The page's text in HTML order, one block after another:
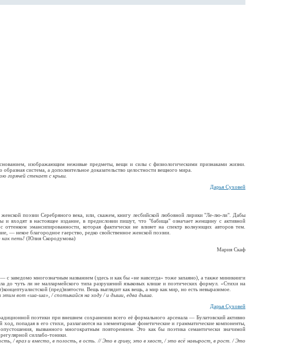
изображающим неживые предметы, вещи и силы с физиологическими признаками жизни.
система, а дополнительное доказательство целостности вещного мира.
горячей стекает с крыш.
Дарья Суховей
поэзии Серебряного века, или, скажем, книгу лесбийской любовной лирики "Ле-лю-ли". Дабы
входят в настоящее издание, в предисловии пишут, что "бабища" означает женщину с активной
эмансипированности, которая фактически не влияет на спектр волнующих авторов тем.
— некое благородное гаерство, редко свойственное женской поэзии.
петь! (Юлия Скородумова)
Мария Скаф
заведомо многозначным названием (здесь и как бы «не навсегда» тоже запаяно), а также миникниги
чуть ли не маллармейского типа разрушений языковых клише и поэтических формул. «Стихи на
(пред)взятости. Вещь выглядит как вещь, а мир как мир, но есть невыразимое.
вот «ша-ша», / спотыкайся на ходу / и дыши, едва дыша.
Дарья Суховей
поэтики при внешнем сохранении всего её формального арсенала — Булатовский активно
попадая в его стихи, разлагаются на элементарные фонетические и грамматические компоненты,
вызванного многократным повторением. Это как бы поэтика семантически значимой
силлабо-тоники.
/ враз и вместо, в полость, в ость. // Это в гриву, это в хвост, / это всё навырост, в рост. / Это